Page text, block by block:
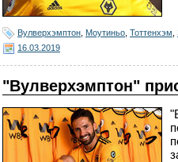
Вулверхэмптон Моутиньо Тоттенхэм
16.03.2019
"Вулверхэмптон"